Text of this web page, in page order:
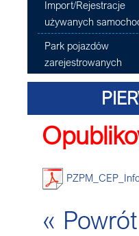
Import/Rejestracje
używanych
Park pojazdów
zarejestrowanych
« Powrót